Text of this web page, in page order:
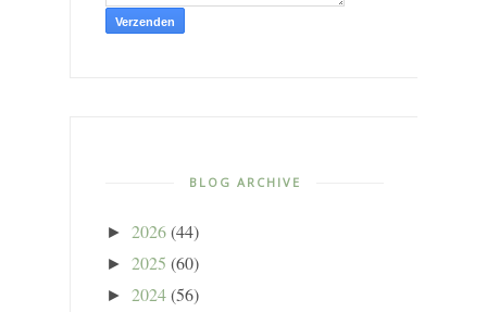
BLOG ARCHIVE
► 2026(44)
► 2025 (60)
► 2024(56)